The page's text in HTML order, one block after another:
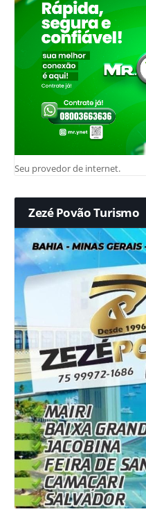
Seu provedor de internet.
Zezé Povão Turismo